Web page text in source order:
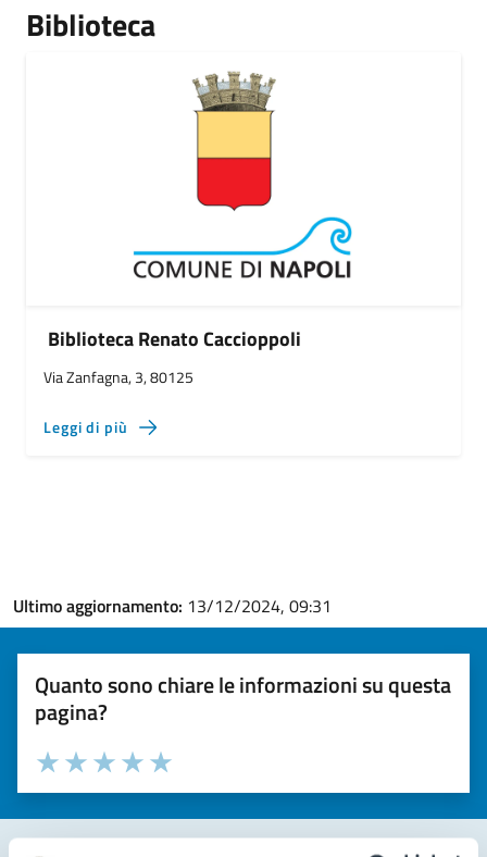
Biblioteca
Biblioteca Renato Caccioppoli
Via Zanfagna, 3, 80125
Leggi di più
Ultimo aggiornamento: 13/12/2024, 09:31
Quanto sono chiare le informazioni su questa
pagina?
Valuta la chiarezza delle informazioni (da 1 a 5 stelle)
Seleziona il numero di stelle per valutare la chiarezza delle
Valuta 5 stelle su 5
Valuta 4 stelle su 5
Valuta 3 stelle su 5
Valuta 2 stelle su 5
Valuta 1 stelle su 5